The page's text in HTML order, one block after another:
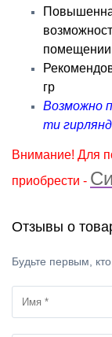
помещении
гр
Возможно
ти
Внимание! Для
приобрести -
Отзывы о
Будьте первым, кто